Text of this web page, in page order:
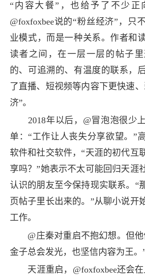
“内容大餐”，也给予了不少正
@foxfoxbee说的“粉丝经济”，只
业模式，而是一种关系。作者和
读者之间，在一层一层的帖子
的、可追溯的、有温度的联系，
了直播、短视频等内容下更快速
济”。
2018年以后，@冒泡泡很少
单：“工作让人丧失分享欲望。”
软件和社交软件，“天涯的初代互
享吗？”她表示不太可能回归天涯
认识的朋友至今保持现实联系。“
页帖子里长出来的。”从聊小说开
工作。
@庄秦对重启不抱幻想。但他
金子总会发光，也坚信内容为王。
天涯重启，@foxfoxbee还会在